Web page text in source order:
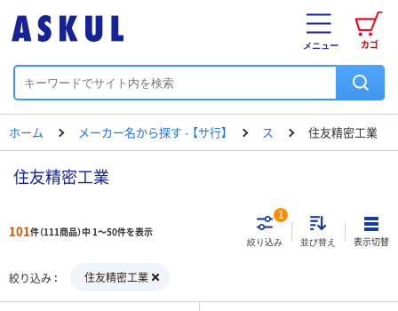
カゴ
メニュー
ホーム メーカー名から探す - 【サ行】 ス 住友精密工業
住友精密工業
101件（111商品）中 1～50件を表示
絞り込み
1
並び替え 表示切替
絞り込み 住友精密工業